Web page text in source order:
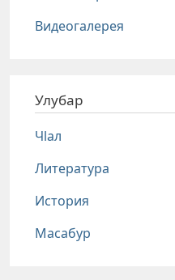
Видеогалерея
Улубар
Чlал
Литература
История
Масабур